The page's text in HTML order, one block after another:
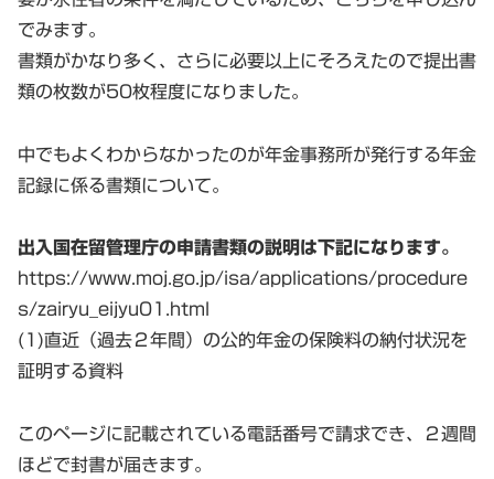
でみます。
書類がかなり多く、さらに必要以上にそろえたので提出書
類の枚数が50枚程度になりました。
中でもよくわからなかったのが年金事務所が発行する年金
記録に係る書類について。
出入国在留管理庁の申請書類の説明は下記になります。
https://www.moj.go.jp/isa/applications/procedure
s/zairyu_eijyu01.html
(1)直近（過去２年間）の公的年金の保険料の納付状況を
証明する資料
このページに記載されている電話番号で請求でき、２週間
ほどで封書が届きます。